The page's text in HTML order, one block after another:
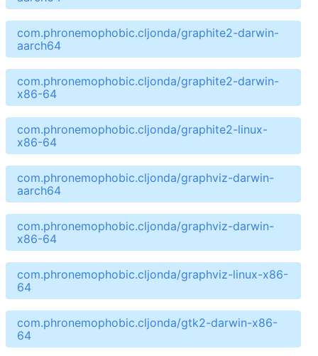
com.phronemophobic.cljonda/graphite2-darwin-
aarch64
com.phronemophobic.cljonda/graphite2-darwin-
x86-64
com.phronemophobic.cljonda/graphite2-linux-
x86-64
com.phronemophobic.cljonda/graphviz-darwin-
aarch64
com.phronemophobic.cljonda/graphviz-darwin-
x86-64
com.phronemophobic.cljonda/graphviz-linux-x86-
64
com.phronemophobic.cljonda/gtk2-darwin-x86-
64